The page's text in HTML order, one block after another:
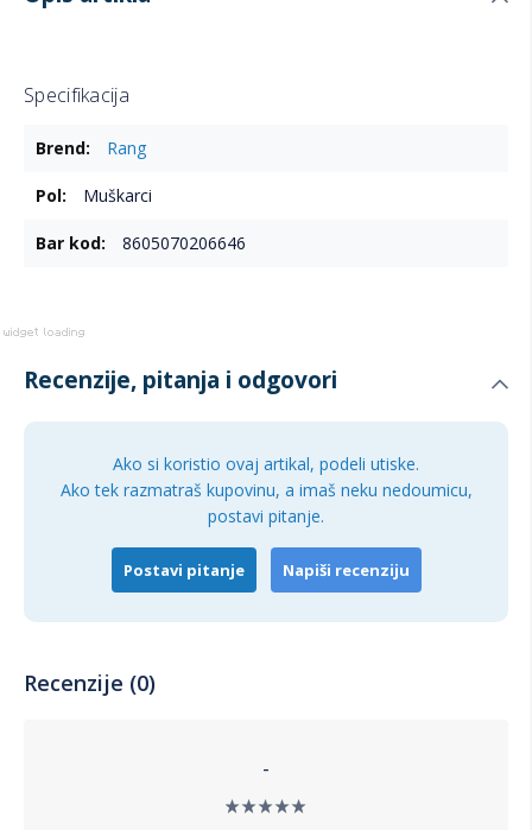
Specifikacija
informacijaRang
Muškarci
8605070206646
Recenzije, pitanja i odgovori
Ako si koristio ovaj artikal, podeli utiske.
Ako tek razmatraš kupovinu, a imaš neku nedoumicu,
postavi pitanje.
Postavi pitanje Napiši recenziju
Recenzije (0)
-